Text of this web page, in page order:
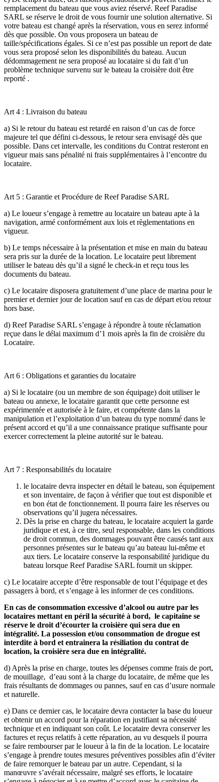
remplacement du bateau que vous aviez réservé. Reef Paradise
SARL se réserve le droit de vous fournir une solution alternative. Si
votre bateau est changé après la réservation, vous en serez informé
dès que possible. On vous proposera un bateau de
taille/spécifications égales. Si ce n’est pas possible un report de date
vous sera proposé selon les disponibilités du bateau. Aucun
dédommagement ne sera proposé au locataire si du fait d’un
problème technique survenu sur le bateau la croisière doit être
reporté .
Art 4 : Livraison du bateau
a) Si le retour du bateau est retardé en raison d’un cas de force
majeure tel que défini ci-dessous, le retour sera envisagé dès que
possible. Dans cet intervalle, les conditions du Contrat resteront en
vigueur mais sans pénalité ni frais supplémentaires à l’encontre du
locataire.
Art 5 : Garantie et Procédure de Reef Paradise SARL
a) Le loueur s’engage à remettre au locataire un bateau apte à la
navigation, armé conformément aux lois et règlementations en
vigueur.
b) Le temps nécessaire à la présentation et mise en main du bateau
sera pris sur la durée de la location. Le locataire peut librement
utiliser le bateau dès qu’il a signé le check-in et reçu tous les
documents du bateau.
c) Le locataire disposera gratuitement d’une place de marina pour le
premier et dernier jour de location sauf en cas de départ et/ou retour
hors base.
d) Reef Paradise SARL s’engage à répondre à toute réclamation
reçue dans le délai maximum d’1 mois après la fin de croisière du
Locataire.
Art 6 : Obligations et garanties du locataire
a) Si le locataire (ou un membre de son équipage) doit utiliser le
bateau ou annexe, le locataire garantit que cette personne est
expérimentée et autorisée à le faire, et compétente dans la
manipulation et l’exploitation d’un bateau du type nommé dans le
présent accord et qu’il a une connaissance pratique suffisante pour
exercer correctement la pleine autorité sur le bateau.
Art 7 : Responsabilités du locataire
le locataire devra inspecter en détail le bateau, son équipement
et son inventaire, de façon à vérifier que tout est disponible et
en bon état de fonctionnement. Il pourra faire les réserves ou
observations qu’il jugera nécessaires.
Dès la prise en charge du bateau, le locataire acquiert la garde
juridique et est, à ce titre, seul responsable, dans les conditions
de droit commun, des dommages pouvant être causés tant aux
personnes présentes sur le bateau qu’au bateau lui-même et
aux tiers. Le locataire conserve la responsabilité juridique du
bateau lorsque Reef Paradise SARL fournit un skipper.
c) Le locataire accepte d’être responsable de tout l’équipage et des
passagers à bord, et s’engage à les informer de ces conditions.
En cas de consommation excessive d’alcool ou autre par les
locataires mettant en péril la sécurité à bord, le capitaine se
réserve le droit d’écourter la croisière qui sera due en
intégralité. La possession et/ou consommation de drogue est
interdite à bord et entrainera la résiliation du contrat de
location, la croisière sera due en intégralité.
d) Après la prise en charge, toutes les dépenses comme frais de port,
de mouillage, d’eau sont à la charge du locataire, de même que les
frais résultants de dommages ou pannes, sauf en cas d’usure normale
et naturelle.
e) Dans ce dernier cas, le locataire devra contacter la base du loueur
et obtenir un accord pour la réparation en justifiant sa nécessité
technique et en indiquant son coût. Le locataire devra conserver les
factures et reçus relatifs à cette réparation, au vu desquels il pourra
se faire rembourser par le loueur à la fin de la location. Le locataire
s’engage à prendre toutes mesures préventives possibles afin d’éviter
de faire remorquer le bateau par un autre. Cependant, si la
manœuvre s’avérait nécessaire, malgré ses efforts, le locataire